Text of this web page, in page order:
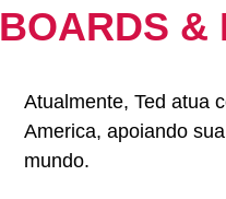
BOARDS &
Atualmente, Ted atua
America, apoiando
mundo.